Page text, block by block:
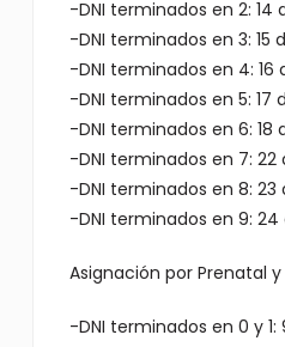
-DNI terminados en 2: 14
-DNI terminados en 3: 15
-DNI terminados en 4: 16
-DNI terminados en 5: 17
-DNI terminados en 6: 18
-DNI terminados en 7:
-DNI terminados en 8:
-DNI terminados en 9:
Asignación por Prenatal
-DNI terminados en 0 y